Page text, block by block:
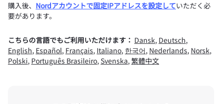
購入後、 Nordアカウントで固定IPアドレスを設定していただく必
要があります。
こちらの言語でもご利用いただけます： Dansk, Deutsch,
English, Español, Français, Italiano, 한국어, Nederlands, Norsk,
Polski, Português Brasileiro, Svenska, 繁體中文